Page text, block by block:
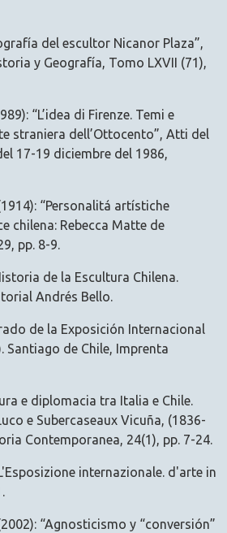
del escultor Nicanor Plaza”,
y Geografía, Tomo LXVII (71),
“L’idea di Firenze. Temi e
straniera dell’Ottocento”, Atti del
17-19 diciembre del 1986,
“Personalitá artístiche
chilena: Rebecca Matte de
pp. 8-9.
de la Escultura Chilena.
Andrés Bello.
de la Exposición Internacional
Santiago de Chile, Imprenta
e diplomacia tra Italia e Chile.
e Subercaseaux Vicuña, (1836-
Contemporanea, 24(1), pp. 7-24.
internazionale. d'arte in
“Agnosticismo y “conversión”